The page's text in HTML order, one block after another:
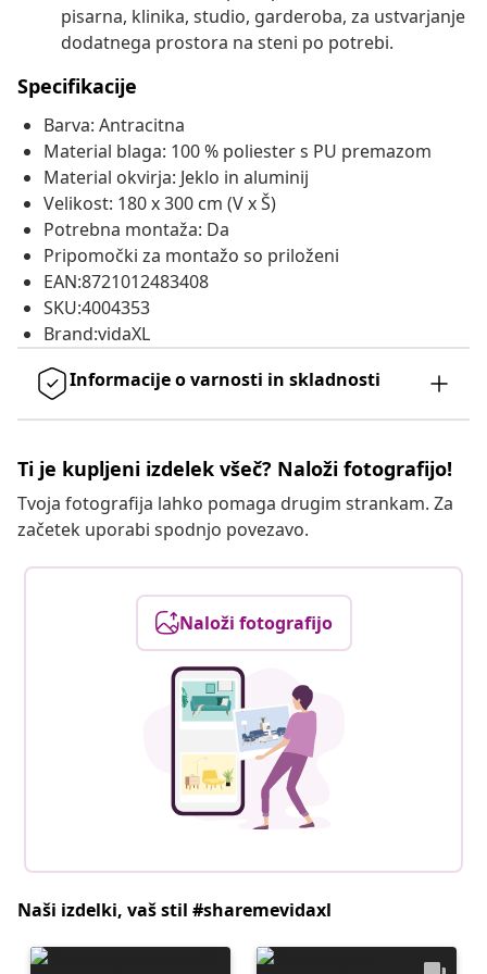
pisarna, klinika, studio, garderoba, za ustvarjanje
dodatnega prostora na steni po potrebi.
Specifikacije
Barva: Antracitna
Material blaga: 100 % poliester s PU premazom
Material okvirja: Jeklo in aluminij
Velikost: 180 x 300 cm (V x Š)
Potrebna montaža: Da
Pripomočki za montažo so priloženi
EAN:8721012483408
SKU:4004353
Brand:vidaXL
Informacije o varnosti in skladnosti
Ti je kupljeni izdelek všeč? Naloži fotografijo!
Tvoja fotografija lahko pomaga drugim strankam. Za
začetek uporabi spodnjo povezavo.
Naloži fotografijo
Naši izdelki, vaš stil #sharemevidaxl